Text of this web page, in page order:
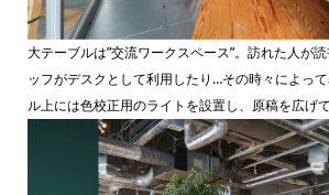
大テーブルは”交流ワークスペース”。訪れた人が
ッフがデスクとして利用したり…その時々によっ
ル上には色校正用のライトを設置し、原稿を広げ